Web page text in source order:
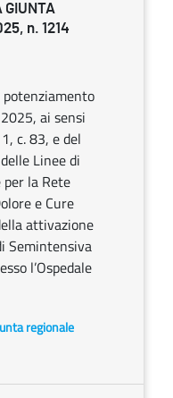
GIUNTA
n. 1214
ai sensi
c. 83, e del
Linee di
la Rete
e Cure
attivazione
Semintensiva
l’Ospedale
regionale